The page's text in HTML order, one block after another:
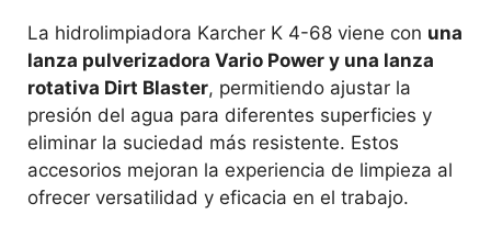
La hidrolimpiadora Karcher K 4-68 viene con una
lanza pulverizadora Vario Power y una lanza
rotativa Dirt Blaster, permitiendo ajustar la
presión del agua para diferentes superficies y
eliminar la suciedad más resistente. Estos
accesorios mejoran la experiencia de limpieza al
ofrecer versatilidad y eficacia en el trabajo.